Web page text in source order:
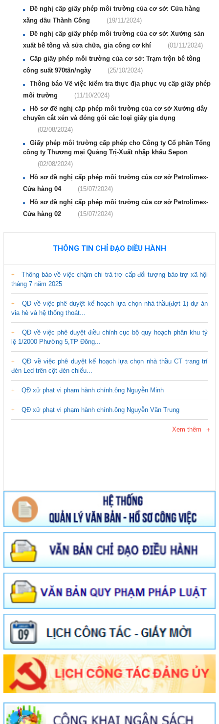
Đề nghị cấp giấy phép môi trường của cơ sở: Cửa hàng
xăng dầu Thành Công
(19/11/2024)
Đề nghị cấp giấy phép môi trường của cơ sở: Xưởng sản
xuất bê tông và sửa chữa, gia công cơ khí
(01/11/2024)
Cấp giấy phép môi trường của cơ sở: Trạm trộn bê tông
công suất 970tấn/ngày
(25/10/2024)
Thông báo Về việc kiểm tra thực địa phục vụ cấp giấy phép
môi trường
(11/10/2024)
Hồ sơ đề nghị cấp phép môi trường của cơ sở Xưởng dây
chuyền cắt xén và đóng gói các loại giấy gia dụng
(02/08/2024)
Giấy phép môi trường cấp phép cho Công ty Cổ phần Tổng
công ty Thương mại Quảng Trị-Xuất nhập khẩu Sepon
(02/08/2024)
Hồ sơ đề nghị cấp phép môi trường của cơ sở Petrolimex-
Cửa hàng 04
(15/07/2024)
Hồ sơ đề nghị cấp phép môi trường của cơ sở Petrolimex-
Cửa hàng 02
(15/07/2024)
THÔNG TIN CHỈ ĐẠO ĐIỀU HÀNH
Thông báo về việc chậm chi trả trợ cấp đối tượng bảo trợ xã hội
tháng 7 năm 2025
QĐ về việc phê duyệt kế hoạch lựa chọn nhà thầu(đợt 1) dự án
vỉa hè và hệ thống thoát...
QĐ về việc phê duyệt điều chỉnh cục bộ quy hoạch phân khu tỷ
lệ 1/2000 Phường 5,TP Đông...
QĐ về việc phê duyệt kế hoạch lựa chọn nhà thầu CT trang trí
đèn Led trên cột đèn chiếu...
QĐ xử phạt vi phạm hành chính.ông Nguyễn Minh
QĐ xử phạt vi phạm hành chính.ông Nguyễn Văn Trung
Xem thêm